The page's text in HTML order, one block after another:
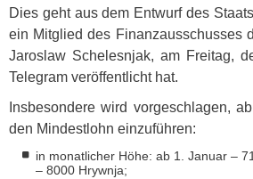
Dies geht aus dem Entwurf des
ein Mitglied des Finanzausschusses
Jaroslaw Schelesnjak, am Freitag,
Telegram veröffentlicht hat.
Insbesondere wird vorgeschlagen,
den Mindestlohn einzuführen:
in monatlicher Höhe: ab 1. Januar –
– 8000 Hrywnja;